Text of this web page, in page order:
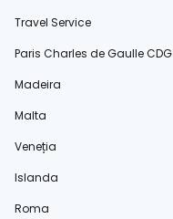
Travel Service
Paris Charles de Gaulle CDG
Madeira
Malta
Veneția
Islanda
Roma